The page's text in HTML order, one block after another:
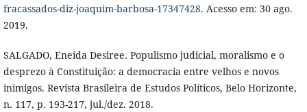
fracassados-diz-joaquim-barbosa-17347428. Acesso em: 30 ago.
2019.
SALGADO, Eneida Desiree. Populismo judicial, moralismo e o
desprezo à Constituição: a democracia entre velhos e novos
inimigos. Revista Brasileira de Estudos Políticos, Belo Horizonte,
n. 117, p. 193-217, jul./dez. 2018.